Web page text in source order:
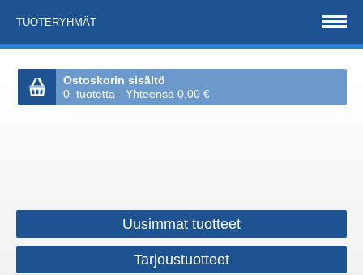
TUOTERYHMÄT
Ostoskorin sisältö
0 tuotetta - Yhteensä 0.00 €
Uusimmat tuotteet
Tarjoustuotteet